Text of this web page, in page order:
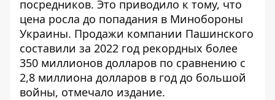
посредников. Это приводило к тому, что
цена росла до попадания в Минобороны
Украины. Продажи компании Пашинского
составили за 2022 год рекордных более
350 миллионов долларов по сравнению с
2,8 миллиона долларов в год до большой
войны, отмечало издание.